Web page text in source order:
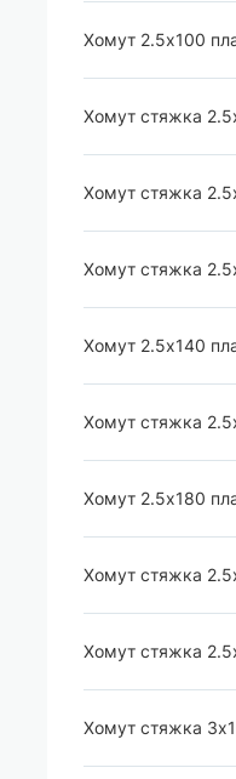
Хомут 2.5х100
Хомут стяжка
Хомут стяжка
Хомут стяжка
Хомут 2.5х140
Хомут стяжка
Хомут 2.5х180
Хомут стяжка
Хомут стяжка
Хомут стяжка